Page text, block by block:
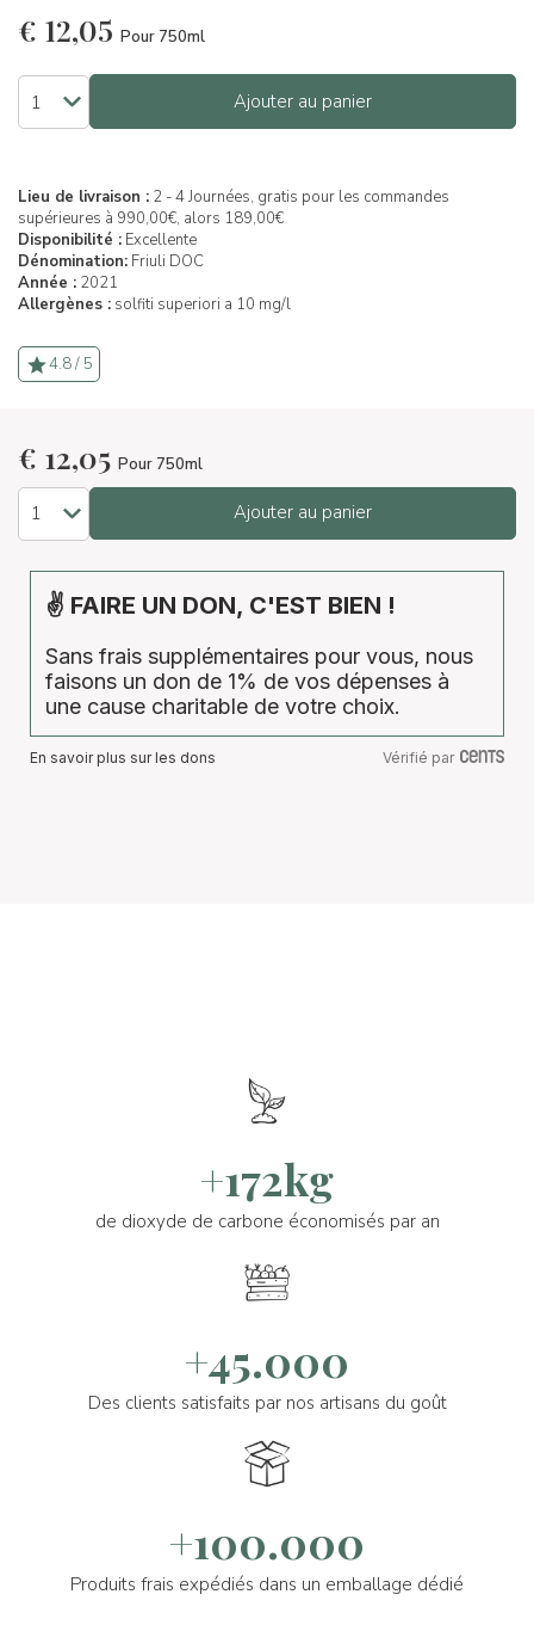
€ 12,05 Pour 750ml
Ajouter au panier
Lieu de livraison : 2 - 4 Journées, gratis pour les commandes
supérieures à 990,00€, alors 189,00€
Disponibilité : Excellente
Dénomination: Friuli DOC
Année : 2021
Allergènes : solfiti superiori a 10 mg/l
4.8 / 5
€ 12,05 Pour 750ml
Ajouter au panier
✌ FAIRE UN DON, C'EST BIEN !
Sans frais supplémentaires pour vous, nous
faisons un don de 1% de vos dépenses à
une cause charitable de votre choix.
En savoir plus sur les dons Vérifié par
+172kg
de dioxyde de carbone économisés par an
+45.000
Des clients satisfaits par nos artisans du goût
+100.000
Produits frais expédiés dans un emballage dédié